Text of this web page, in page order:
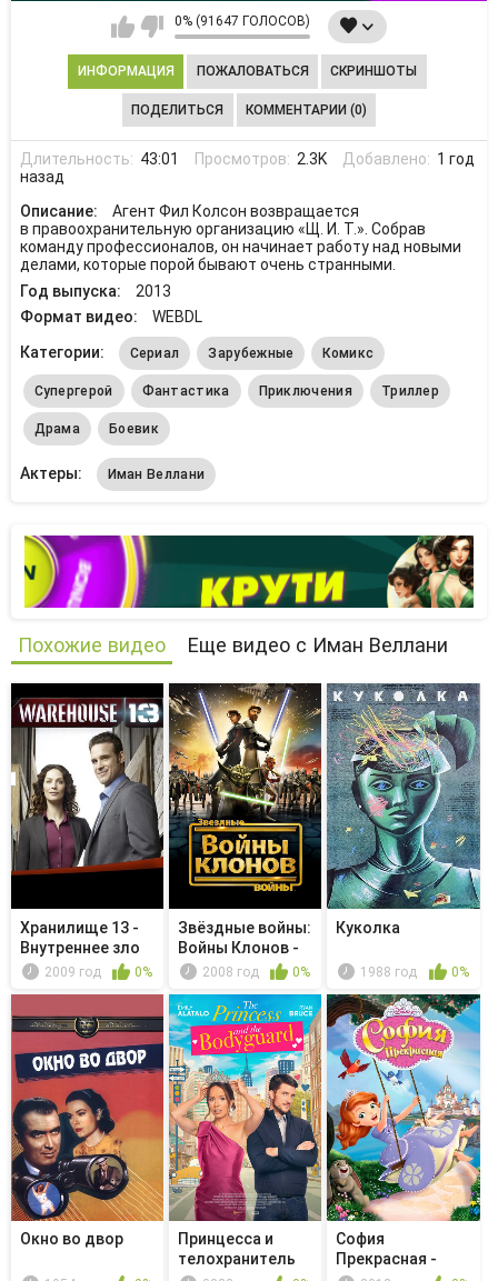
0% (91647 ГОЛОСОВ)
ИНФОРМАЦИЯ ПОЖАЛОВАТЬСЯ СКРИНШОТЫ
ПОДЕЛИТЬСЯ КОММЕНТАРИИ (0)
Длительность: 43:01 Просмотров: 2.3K Добавлено: 1 год
назад
Описание:
Агент Фил Колсон возвращается
в правоохранительную организацию «Щ. И. Т.». Собрав
команду профессионалов, он начинает работу над новыми
делами, которые порой бывают очень странными.
Год выпуска:
2013
Формат видео:
WEBDL
Категории:
Сериал Зарубежные Комикс
Супергерой Фантастика Приключения Триллер
Драма Боевик
Актеры: Иман Веллани
Похожие видео Еще видео с Иман Веллани
Хранилище 13 -
Внутреннее зло
2009 год 0%
Звёздные войны:
Войны Клонов -
Охота ...
2008 год 0%
Куколка
1988 год 0%
Окно во двор
Принцесса и
телохранитель
София
Прекрасная -